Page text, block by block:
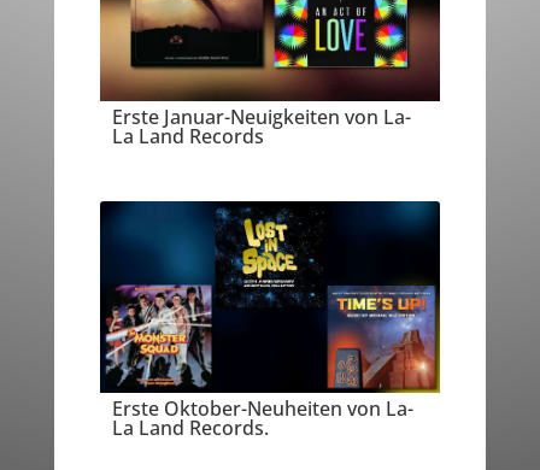
Erste Januar-Neuigkeiten von La-
La Land Records
Erste Oktober-Neuheiten von La-
La Land Records.